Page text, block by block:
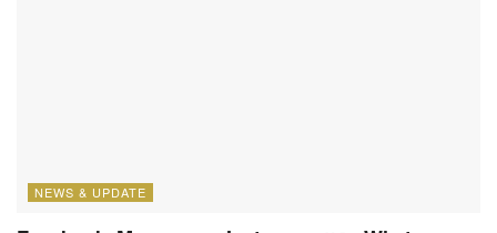
NEWS & UPDATE